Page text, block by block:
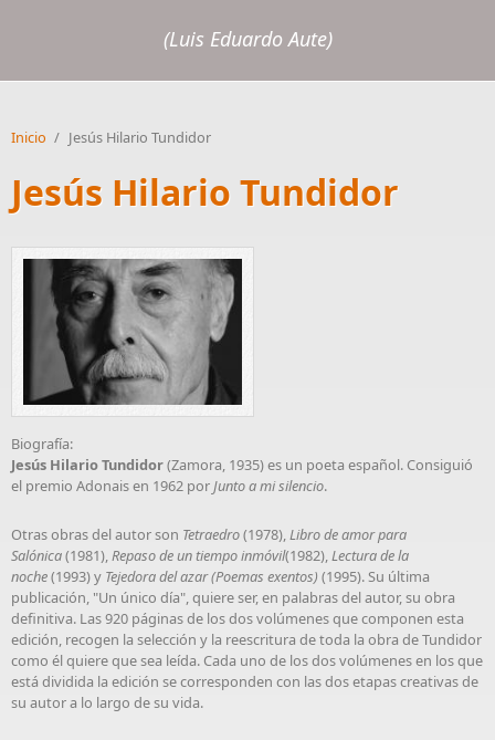
(Luis Eduardo Aute)
Inicio / Jesús Hilario Tundidor
Jesús Hilario Tundidor
Biografía:
Jesús Hilario Tundidor(Zamora, 1935) es un poeta español. Consiguió
el premio Adonaisen 1962 porJunto a mi silencio.
Otras obras del autor son Tetraedro(1978),Libro de amor para
Salónica(1981),Repaso de un tiempo inmóvil(1982),Lectura de la
noche(1993) y Tejedora del azar (Poemas exentos) (1995). Su última
publicación, "Un único día", quiere ser, en palabras del autor, su obra
definitiva. Las 920 páginas de los dos volúmenes que componen esta
edición, recogen la selección y la reescritura de toda la obra de Tundidor
como él quiere que sea leída. Cada uno de los dos volúmenes en los que
está dividida la edición se corresponden con las dos etapas creativas de
su autor a lo largo de su vida.